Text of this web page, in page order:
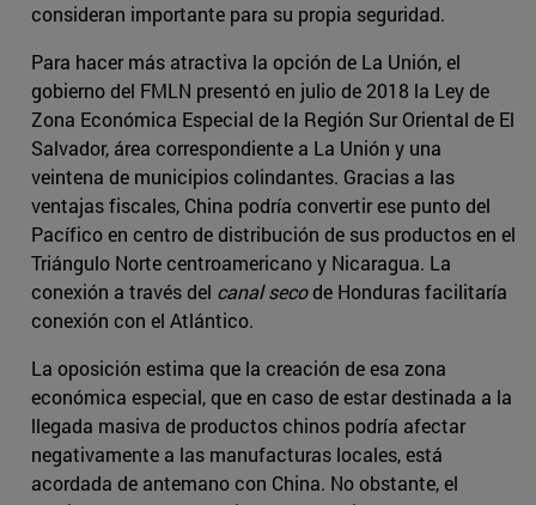
consideran importante para su propia seguridad.
Para hacer más atractiva la opción de La Unión, el
gobierno del FMLN presentó en julio de 2018 la Ley de
Zona Económica Especial de la Región Sur Oriental de El
Salvador, área correspondiente a La Unión y una
veintena de municipios colindantes. Gracias a las
ventajas fiscales, China podría convertir ese punto del
Pacífico en centro de distribución de sus productos en el
Triángulo Norte centroamericano y Nicaragua. La
conexión a través del canal secode Honduras facilitaría
conexión con el Atlántico.
La oposición estima que la creación de esa zona
económica especial, que en caso de estar destinada a la
llegada masiva de productos chinos podría afectar
negativamente a las manufacturas locales, está
acordada de antemano con China. No obstante, el